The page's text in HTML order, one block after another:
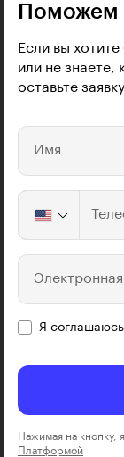
Поможем
Если вы
или не знаете,
оставьте
Имя
Я
Нажимая на кнопку,
Платформой